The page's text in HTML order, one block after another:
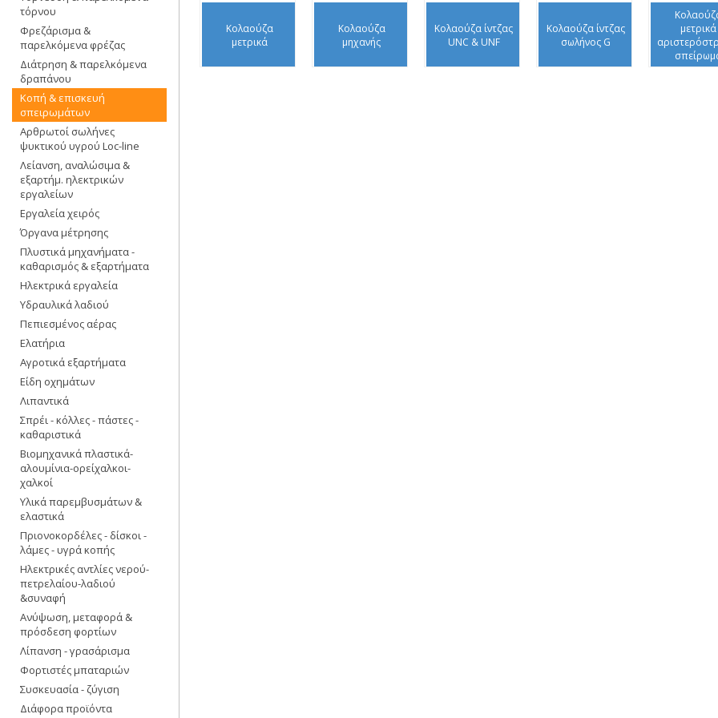
τόρνου
Φρεζάρισμα &
παρελκόμενα φρέζας
Διάτρηση & παρελκόμενα
δραπάνου
Κοπή & επισκευή
σπειρωμάτων
Αρθρωτοί σωλήνες
ψυκτικού υγρού Loc-line
Λείανση, αναλώσιμα &
εξαρτήμ. ηλεκτρικών
εργαλείων
Εργαλεία χειρός
Όργανα μέτρησης
Πλυστικά μηχανήματα -
καθαρισμός & εξαρτήματα
Ηλεκτρικά εργαλεία
Υδραυλικά λαδιού
Πεπιεσμένος αέρας
Ελατήρια
Αγροτικά εξαρτήματα
Είδη οχημάτων
Λιπαντικά
Σπρέι - κόλλες - πάστες -
καθαριστικά
Βιομηχανικά πλαστικά-
αλουμίνια-ορείχαλκοι-
χαλκοί
Υλικά παρεμβυσμάτων &
ελαστικά
Πριονοκορδέλες - δίσκοι -
λάμες - υγρά κοπής
Ηλεκτρικές αντλίες νερού-
πετρελαίου-λαδιού
&συναφή
Ανύψωση, μεταφορά &
πρόσδεση φορτίων
Λίπανση - γρασάρισμα
Φορτιστές μπαταριών
Συσκευασία - ζύγιση
Διάφορα προϊόντα
Κολαούζα
μετρικά
Κολαούζα
μηχανής
Κολαούζα ίντζας
UNC & UNF
Κολαούζα ίντζας
σωλήνος G
μετρικά